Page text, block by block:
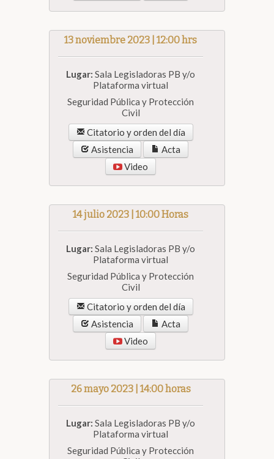
13 noviembre 2023 | 12:00 hrs
Lugar: Sala Legisladoras PB y/o
Plataforma virtual
Seguridad Pública y Protección
Civil
Citatorio y orden del día
Asistencia
Acta
Video
14 julio 2023 | 10:00 Horas
Lugar: Sala Legisladoras PB y/o
Plataforma virtual
Seguridad Pública y Protección
Civil
Citatorio y orden del día
Asistencia
Acta
Video
26 mayo 2023 | 14:00 horas
Lugar: Sala Legisladoras PB y/o
Plataforma virtual
Seguridad Pública y Protección